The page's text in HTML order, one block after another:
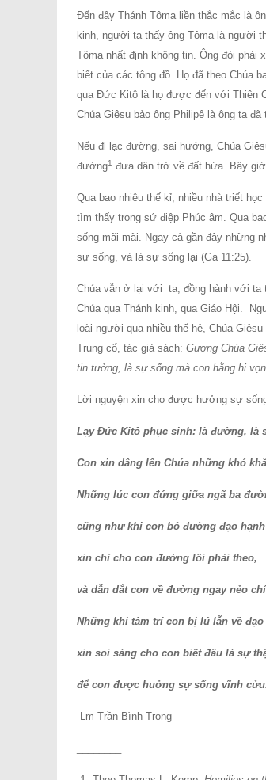
Ðến đây Thánh Tôma liền thắc mắc là
kinh, người ta thấy ông Tôma là người
Tôma nhất định không tin. Ông đòi
biết của các tông đồ. Họ đã theo Chúa
qua Ðức Kitô là họ được đến với Thiên
Chúa Giêsu bảo ông Philipê là ông ta
Nếu đi lạc đường, sai hướng, Chúa
đường1 đưa dân trở về đất hứa. Bây
Qua bao nhiêu thế kỉ, nhiều nhà triết
tìm thấy trong sứ điệp Phúc âm. Qua
sống mãi mãi. Ngay cả gần đây những
sự sống, và là sự sống lại (Ga 11:25).
Chúa vẫn ở lại với ta, đồng hành với ta
Chúa qua Thánh kinh, qua Giáo Hội.
loài người qua nhiều thế hệ, Chúa
Trung cổ, tác giả sách: Gương Chúa
tin tưởng, là sự sống mà con hằng hi
Lời nguyện xin cho được hưởng sự
Lạy Ðức Kitô phục sinh: là đường, là
Con xin dâng lên Chúa những khó
Những lúc con đứng giữa ngã ba
cũng như khi con bỏ đường đạo
xin chỉ cho con đường lối phải theo,
và dẫn dắt con về đường ngay nẻo
Những khi tâm trí con bị lú lẫn về
xin soi sáng cho con biết đâu là sự
để con được huởng sự sống vĩnh
Lm Trần Bình Trọng